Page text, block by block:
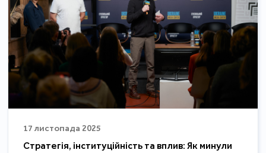
17 листопада 2025
Стратегія, інституційність та вплив: Як минули